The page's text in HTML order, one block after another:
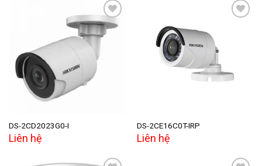
wishlist
DS-2CD2023G0-I
Liên hệ
DS-2CE16C0T-IRP
Liên hệ